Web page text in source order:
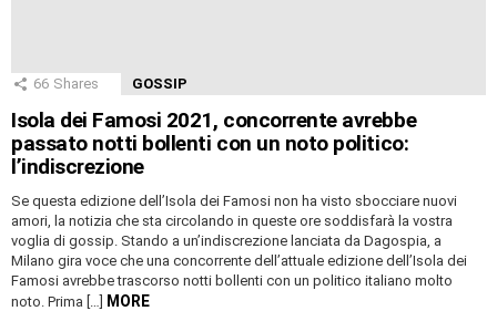
66 Shares GOSSIP
Isola dei Famosi 2021, concorrente avrebbe
passato notti bollenti con un noto politico:
l’indiscrezione
Se questa edizione dell’Isola dei Famosi non ha visto sbocciare nuovi
amori, la notizia che sta circolando in queste ore soddisfarà la vostra
voglia di gossip. Stando a un’indiscrezione lanciata da Dagospia, a
Milano gira voce che una concorrente dell’attuale edizione dell’Isola dei
Famosi avrebbe trascorso notti bollenti con un politico italiano molto
noto. Prima […]
MORE